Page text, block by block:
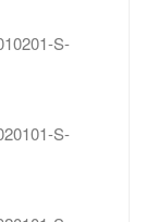
S-
S-